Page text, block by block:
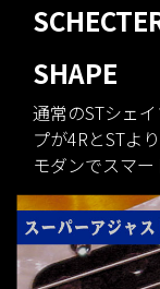
SHAPE
通常のSTシェ
プが4RとSTよ
モダンでスマー